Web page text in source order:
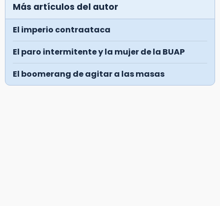
Más artículos del autor
El imperio contraataca
El paro intermitente y la mujer de la BUAP
El boomerang de agitar a las masas